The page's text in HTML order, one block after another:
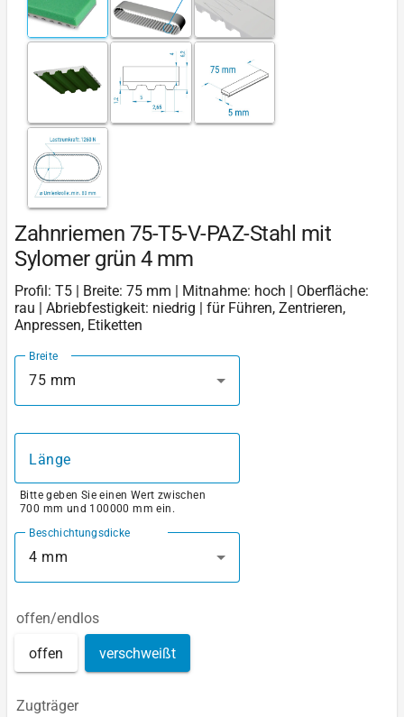
Zahnriemen 75-T5-V-PAZ-Stahl mit
Sylomer grün 4 mm
Profil: T5 | Breite: 75 mm | Mitnahme: hoch | Oberfläche:
rau | Abriebfestigkeit: niedrig | für Führen, Zentrieren,
Anpressen, Etiketten
Breite
75 mm
Länge
Bitte geben Sie einen Wert zwischen
700 mm und 100000 mm ein.
Beschichtungsdicke
4 mm
offen/endlos
offen verschweißt
Zugträger